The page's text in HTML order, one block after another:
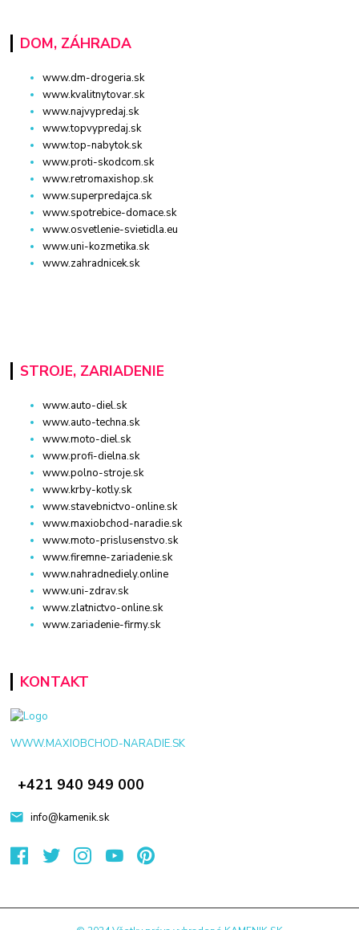
DOM, ZÁHRADA
www.dm-drogeria.sk
www.kvalitnytovar.sk
www.najvypredaj.sk
www.topvypredaj.sk
www.top-nabytok.sk
www.proti-skodcom.sk
www.retromaxishop.sk
www.superpredajca.sk
www.spotrebice-domace.sk
www.osvetlenie-svietidla.eu
www.uni-kozmetika.sk
www.zahradnicek.sk
STROJE, ZARIADENIE
www.auto-diel.sk
www.auto-techna.sk
www.moto-diel.sk
www.profi-dielna.sk
www.polno-stroje.sk
www.krby-kotly.sk
www.stavebnictvo-online.sk
www.maxiobchod-naradie.sk
www.moto-prislusenstvo.sk
www.firemne-zariadenie.sk
www.nahradnediely.online
www.uni-zdrav.sk
www.zlatnictvo-online.sk
www.zariadenie-firmy.sk
KONTAKT
WWW.MAXIOBCHOD-NARADIE.SK
+421 940 949 000
info@kamenik.sk